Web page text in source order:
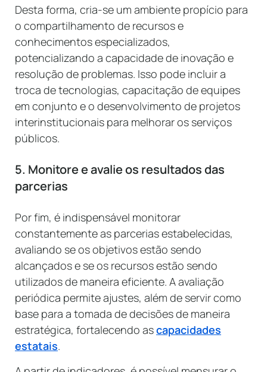
Desta forma, cria-se um ambiente propício para
o compartilhamento de recursos e
conhecimentos especializados,
potencializando a capacidade de inovação e
resolução de problemas. Isso pode incluir a
troca de tecnologias, capacitação de equipes
em conjunto e o desenvolvimento de projetos
interinstitucionais para melhorar os serviços
públicos.
5. Monitore e avalie os resultados das
parcerias
Por fim, é indispensável monitorar
constantemente as parcerias estabelecidas,
avaliando se os objetivos estão sendo
alcançados e se os recursos estão sendo
utilizados de maneira eficiente. A avaliação
periódica permite ajustes, além de servir como
base para a tomada de decisões de maneira
estratégica, fortalecendo ascapacidades
estatais.